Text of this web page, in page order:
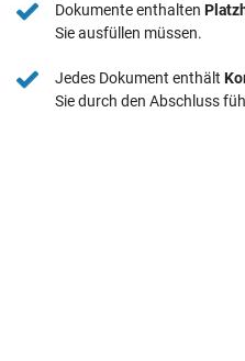
Dokumente enthalten
Sie ausfüllen müssen.
Jedes Dokument enthält
Sie durch den Abschluss